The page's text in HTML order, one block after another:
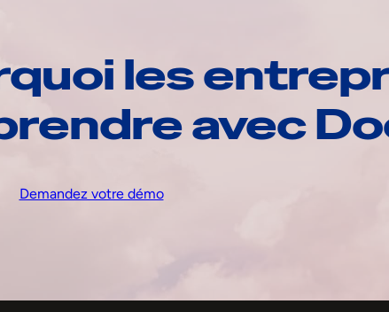
les
avec
Demandez votre démo